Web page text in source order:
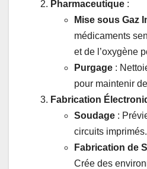
Pharmaceutique :
Mise sous Gaz
médicaments
et de l’oxygène
Purgage :
pour maintenir
Fabrication
Soudage :
circuits imprimés.
Fabrication de
Crée des